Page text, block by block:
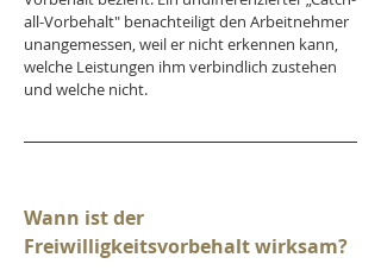
all-Vorbehalt" benachteiligt den Arbeitnehmer
unangemessen, weil er nicht erkennen kann,
welche Leistungen ihm verbindlich zustehen
und welche nicht.
Wann ist der
Freiwilligkeitsvorbehalt wirksam?